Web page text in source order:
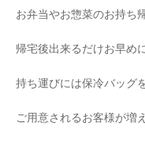
お弁当やお惣菜のお持ち
帰宅後出来るだけお早め
持ち運びには保冷バッグ
ご用意されるお客様が増